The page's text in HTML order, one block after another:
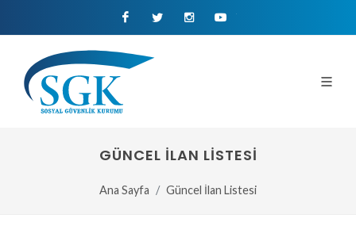
FacebookTwitter Instagram
GÜNCEL İLAN LISTESI
Ana Sayfa Güncel İlan Listesi